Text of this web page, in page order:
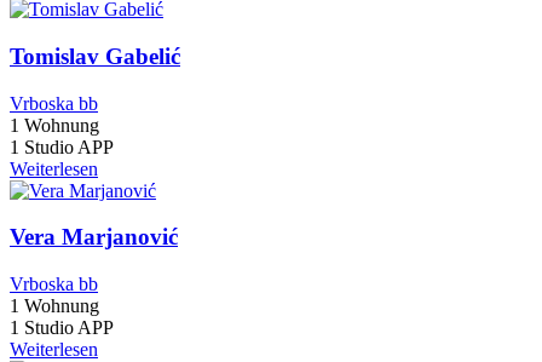
Tomislav Gabelić
Vrboska bb
1 Wohnung
1 Studio APP
Weiterlesen
Vera Marjanović
Vrboska bb
1 Wohnung
1 Studio APP
Weiterlesen